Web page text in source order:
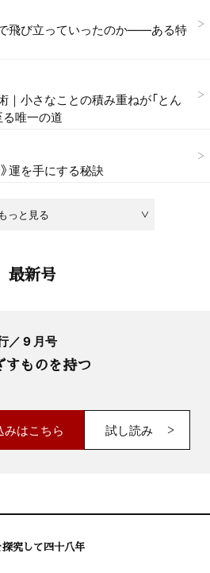
もっと見る
飛び立っていったのか——ある特
｜小さなことの積み重ねが「とん
る唯一の道
運を手にする秘訣
最新号
／ 9 月号
すものを持つ
みはこちら 試し読み
究して四十八年